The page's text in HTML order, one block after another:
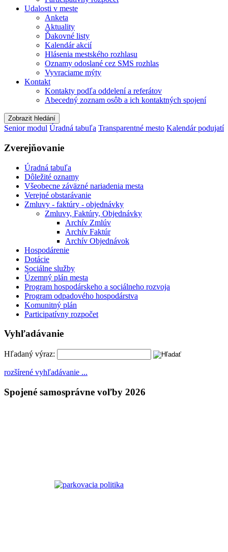
Udalosti v meste
Anketa
Aktuality
Ďakovné listy
Kalendár akcií
Hlásenia mestského rozhlasu
Oznamy odoslané cez SMS rozhlas
Vyvraciame mýty
Kontakt
Kontakty podľa oddelení a referátov
Abecedný zoznam osôb a ich kontaktných spojení
Zobrazit hledání
Senior modul Úradná tabuľa Transparentné mesto Kalendár podujatí
Zverejňovanie
Úradná tabuľa
Dôležité oznamy
Všeobecne záväzné nariadenia mesta
Verejné obstarávanie
Zmluvy - faktúry - objednávky
Zmluvy, Faktúry, Objednávky
Archív Zmlúv
Archív Faktúr
Archív Objednávok
Hospodárenie
Dotácie
Sociálne služby
Územný plán mesta
Program hospodárskeho a sociálneho rozvoja
Program odpadového hospodárstva
Komunitný plán
Participatívny rozpočet
Vyhľadávanie
Hľadaný výraz:
rozšírené vyhľadávanie ...
Spojené samosprávne voľby 2026